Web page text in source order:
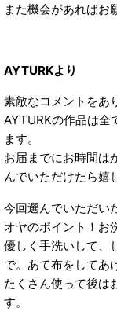
また機会があればお
AYTURKより
素敵なコメントをあ
AYTURKの作品は全
ます。
お届までにお時間は
んでいただけたら嬉
今回選んでいただい
オヤのポイント！お
優しく手洗いして、
で。あて布をしてあ
たくさん使って後は
す。